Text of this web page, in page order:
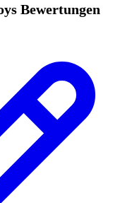
Bewertungen